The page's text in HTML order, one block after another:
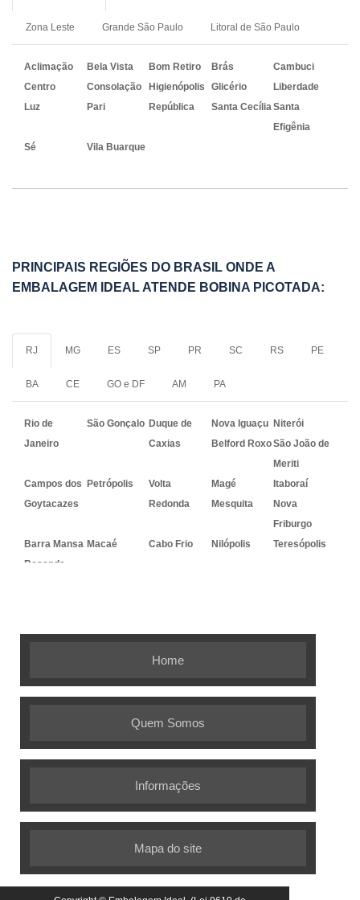
Zona Leste Grande São Paulo Litoral de São Paulo
Aclimação Bela Vista Bom Retiro Brás
Cambuci
Centro
Consolação Higienópolis Glicério
Liberdade
Luz
Pari República Santa Cecília Santa
Efigênia
Sé
Vila Buarque
PRINCIPAIS REGIÕES DO BRASIL ONDE A
EMBALAGEM IDEAL ATENDE BOBINA PICOTADA:
RJ MG ES SP PR SC RS PE
BA CE GO e DF AM PA
Rio de
Janeiro
São Gonçalo Duque de
Caxias
Nova Iguaçu Niterói
Belford RoxoSão João de
Meriti
Campos dos
Goytacazes
Petrópolis
Volta
Redonda
Magé
Itaboraí
Mesquita
Nova
Friburgo
Barra Mansa Macaé Cabo Frio Nilópolis
Teresópolis
Resende
Home
Quem Somos
Informações
Mapa do site